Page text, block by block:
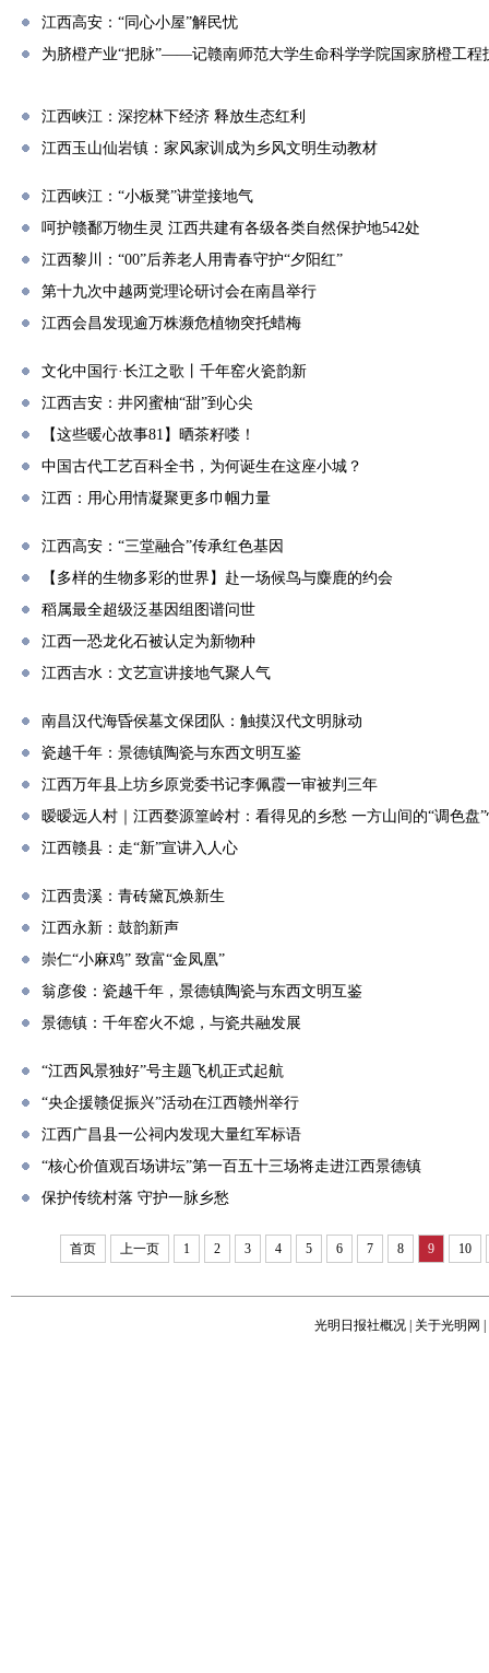
江西高安：“同心小屋”解民忧
为脐橙产业“把脉”——记赣南师范大学生命科学学院国家脐橙工程
江西峡江：深挖林下经济 释放生态红利
江西玉山仙岩镇：家风家训成为乡风文明生动教材
江西峡江：“小板凳”讲堂接地气
呵护赣鄱万物生灵 江西共建有各级各类自然保护地542处
江西黎川：“00”后养老人用青春守护“夕阳红”
第十九次中越两党理论研讨会在南昌举行
江西会昌发现逾万株濒危植物突托蜡梅
文化中国行·长江之歌丨千年窑火瓷韵新
江西吉安：井冈蜜柚“甜”到心尖
【这些暖心故事81】晒茶籽喽！
中国古代工艺百科全书，为何诞生在这座小城？
江西：用心用情凝聚更多巾帼力量
江西高安：“三堂融合”传承红色基因
【多样的生物多彩的世界】赴一场候鸟与麋鹿的约会
稻属最全超级泛基因组图谱问世
江西一恐龙化石被认定为新物种
江西吉水：文艺宣讲接地气聚人气
南昌汉代海昏侯墓文保团队：触摸汉代文明脉动
瓷越千年：景德镇陶瓷与东西文明互鉴
江西万年县上坊乡原党委书记李佩霞一审被判三年
暧暧远人村｜江西婺源篁岭村：看得见的乡愁 一方山间的“调色盘
江西赣县：走“新”宣讲入人心
江西贵溪：青砖黛瓦焕新生
江西永新：鼓韵新声
崇仁“小麻鸡” 致富“金凤凰”
翁彦俊：瓷越千年，景德镇陶瓷与东西文明互鉴
景德镇：千年窑火不熄，与瓷共融发展
“江西风景独好”号主题飞机正式起航
“央企援赣促振兴”活动在江西赣州举行
江西广昌县一公祠内发现大量红军标语
“核心价值观百场讲坛”第一百五十三场将走进江西景德镇
保护传统村落 守护一脉乡愁
首页 上一页 1 2 3 4 5 6 7 8 9 10
光明日报社概况 关于光明网